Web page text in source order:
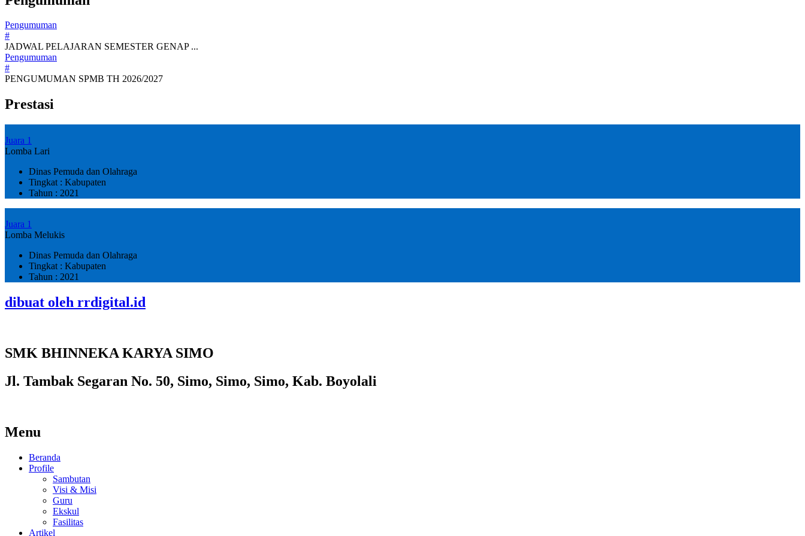
Pengumuman
#
JADWAL PELAJARAN SEMESTER GENAP ...
Pengumuman
#
PENGUMUMAN SPMB TH 2026/2027
Prestasi
Juara 1
Lomba Lari
Dinas Pemuda dan Olahraga
Tingkat : Kabupaten
Tahun : 2021
Juara 1
Lomba Melukis
Dinas Pemuda dan Olahraga
Tingkat : Kabupaten
Tahun : 2021
dibuat oleh rrdigital.id
SMK BHINNEKA KARYA SIMO
Jl. Tambak Segaran No. 50, Simo, Simo, Simo, Kab. Boyolali
Menu
Beranda
Profile
Sambutan
Visi & Misi
Guru
Ekskul
Fasilitas
Artikel